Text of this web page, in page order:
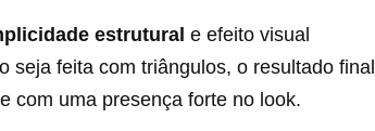
estrutural e efeito visual
seja feita com triângulos, o resultado final
com uma presença forte no look.